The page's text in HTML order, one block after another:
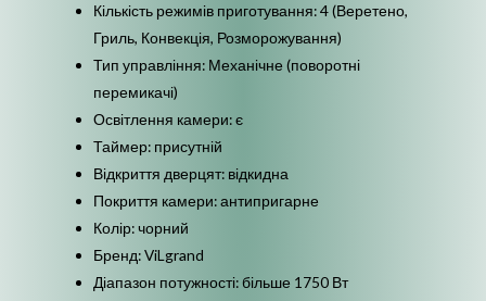
Кількість режимів приготування: 4 (Веретено,
Гриль, Конвекція, Розморожування)
Тип управління: Механічне (поворотні
перемикачі)
Освітлення камери: є
Таймер: присутній
Відкриття дверцят: відкидна
Покриття камери: антипригарне
Колір: чорний
Бренд: ViLgrand
Діапазон потужності: більше 1750 Вт